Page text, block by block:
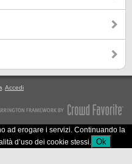
Accedi
ad erogare i servizi. Continuando la
d’uso dei cookie stessi. Ok